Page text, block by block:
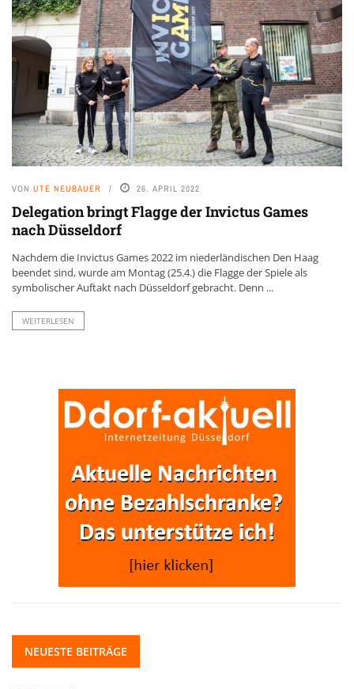
VON UTE NEUBAUER 26. APRIL 2022
Delegation bringt Flagge der Invictus Games
nach Düsseldorf
Nachdem die Invictus Games 2022 im niederländischen Den Haag
beendet sind, wurde am Montag (25.4.) die Flagge der Spiele als
symbolischer Auftakt nach Düsseldorf gebracht. Denn ...
WEITERLESEN
NEUESTE BEITRÄGE